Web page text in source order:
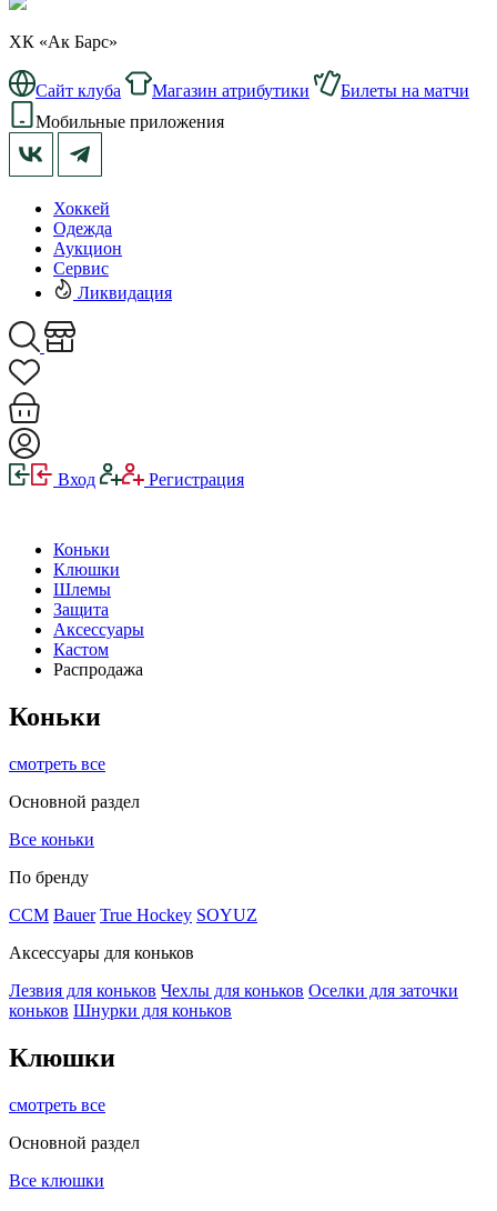
ХК «Ак Барс»
Сайт клуба Магазин атрибутики
Билеты на матчи
Мобильные приложения
Хоккей
Одежда
Аукцион
Сервис
Ликвидация
Вход Регистрация
Коньки
Клюшки
Шлемы
Защита
Аксессуары
Кастом
Распродажа
Коньки
смотреть все
Основной раздел
Все коньки
По бренду
ССМ Bauer True Hockey SOYUZ
Аксессуары для коньков
Лезвия для коньков Чехлы для коньков Оселки для заточки
коньков Шнурки для коньков
Клюшки
смотреть все
Основной раздел
Все клюшки